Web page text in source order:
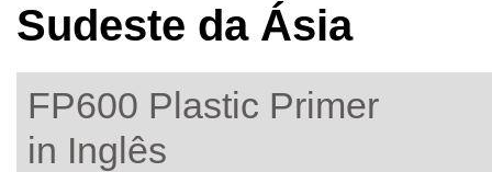
Sudeste da Ásia
FP600 Plastic Primer
in Inglês